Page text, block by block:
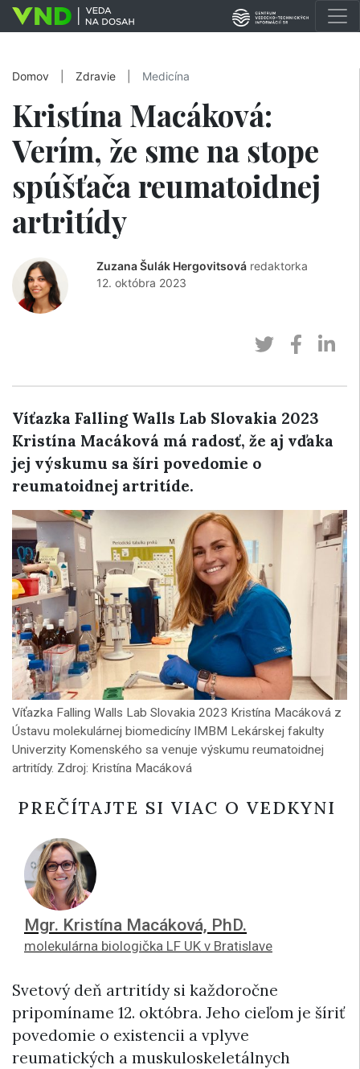
Domov Zdravie Medicína
Kristína Macáková:
Verím, že sme na stope
spúšťača reumatoidnej
artritídy
Zuzana Šulák Hergovitsová redaktorka
12. októbra 2023
Víťazka Falling Walls Lab Slovakia 2023
Kristína Macáková má radosť, že aj vďaka
jej výskumu sa šíri povedomie o
reumatoidnej artritíde.
Víťazka Falling Walls Lab Slovakia 2023 Kristína Macáková z
Ústavu molekulárnej biomedicíny IMBM Lekárskej fakulty
Univerzity Komenského sa venuje výskumu reumatoidnej
artritídy. Zdroj: Kristína Macáková
PREČÍTAJTE SI VIAC O VEDKYNI
Mgr. Kristína Macáková, PhD.
molekulárna biologička LF UK v Bratislave
Svetový deň artritídy si každoročne
pripomíname 12. októbra. Jeho cieľom je šíriť
povedomie o existencii a vplyve
reumatických a muskuloskeletálnych